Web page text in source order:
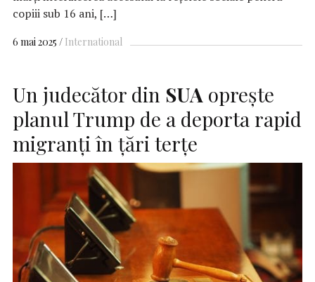
copiii sub 16 ani, […]
6 mai 2025 International
Un judecător din SUA opreşte
planul Trump de a deporta rapid
migranţi în ţări terţe